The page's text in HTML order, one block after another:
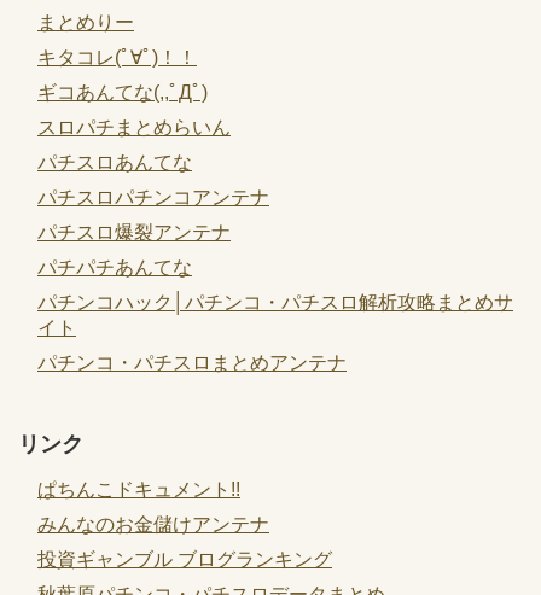
まとめりー
キタコレ(ﾟ∀ﾟ)！！
ギコあんてな(,,ﾟДﾟ)
スロパチまとめらいん
パチスロあんてな
パチスロパチンコアンテナ
パチスロ爆裂アンテナ
パチパチあんてな
パチンコハック│パチンコ・パチスロ解析攻略まとめサ
イト
パチンコ・パチスロまとめアンテナ
リンク
ぱちんこドキュメント!!
みんなのお金儲けアンテナ
投資ギャンブル ブログランキング